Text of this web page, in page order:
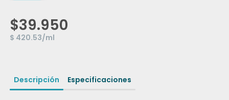
$39.950
$ 420.53/ml
Descripción Especificaciones